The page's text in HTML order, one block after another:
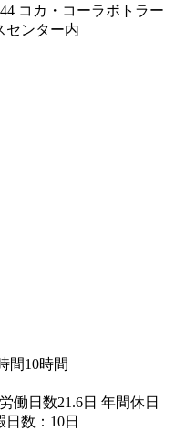
コカ・コーラボトラー
センター内
間10時間
働日数21.6日 年間休日
数：10日